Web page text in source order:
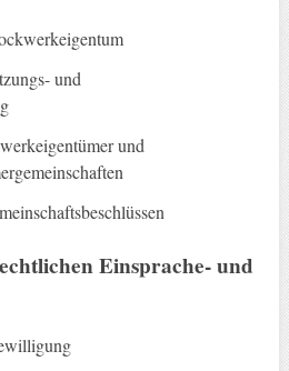
und
und
Einsprache- und